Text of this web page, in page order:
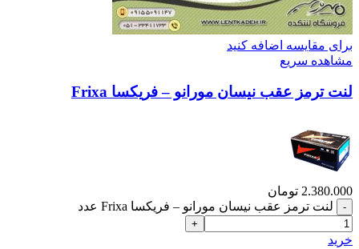
برای مقایسه اضافه کنید
مشاهده سریع
لنت ترمز عقب نیسان مورانو – فریکسا Frixa
2.380.000 تومان
لنت ترمز عقب نیسان مورانو – فریکسا Frixa عدد
خرید